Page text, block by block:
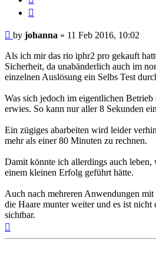
post
Post
by johanna » 11 Feb 2016, 10:02
Als ich mir das rio iphr2 pro gekauft
Sicherheit, da unabänderlich auch im
einzelnen Auslösung ein Selbs Test
Was sich jedoch im eigentlichen
erwies. So kann nur aller 8 Sekunden
Ein zügiges abarbeiten wird leider
mehr als einer 80 Minuten zu rechnen.
Damit könnte ich allerdings auch leben,
einem kleinen Erfolg geführt hätte.
Auch nach mehreren Anwendungen
die Haare munter weiter und es ist nicht
sichtbar.